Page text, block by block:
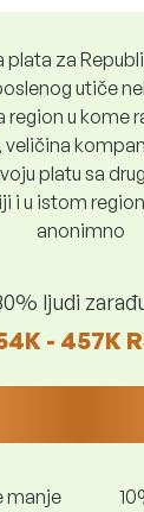
plata za
utiče
region u kome
veličina
platu sa
i u istom
anonimno
ljudi
- 457K
manje